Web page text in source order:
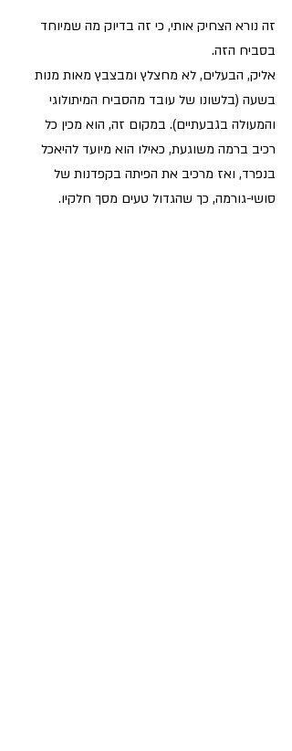
זה נורא הצחיק אותי, כי זה בדיוק מה שמיוחד
בסביח הזה.
אליק, הבעלים, לא מחצלץ ומבצבץ מאות מנות
בשעה (בלשונו של עובד מהסביח המיתולוגי
והמעולה בגבעתיים). במקום זה, הוא מכין כל
רכיב ברמה משוגעת, כאילו הוא מיועד להיאכל
בנפרד, ואז מרכיב את הפיתה בקפדנות של
סושי-גורמה, כך שהגדול טעים מסך חלקיו.